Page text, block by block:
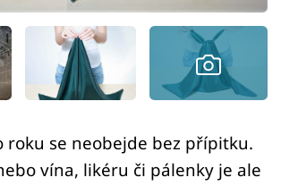
roku se neobejde bez přípitku.
vína, likéru či pálenky je ale